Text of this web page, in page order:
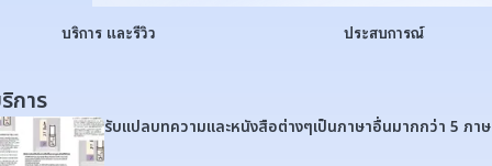
บริการ และรีวิว ประสบการณ์
การ
รับแปลบทความและหนังสือต่างๆเป็นภาษาอื่นมากกว่า 5 ภา